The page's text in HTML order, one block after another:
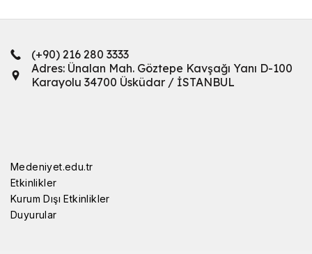
(+90) 216 280 3333
Adres: Ünalan Mah. Göztepe Kavşağı Yanı D-100
Karayolu 34700 Üsküdar / İSTANBUL
Medeniyet.edu.tr
Etkinlikler
Kurum Dışı Etkinlikler
Duyurular